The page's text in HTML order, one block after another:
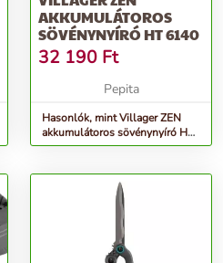
AKKUMULÁTOROS
SÖVÉNYNYÍRÓ HT 6140
32 190 Ft
Pepita
Hasonlók, mint Villager ZEN
akkumulátoros sövénynyíró HT
6140